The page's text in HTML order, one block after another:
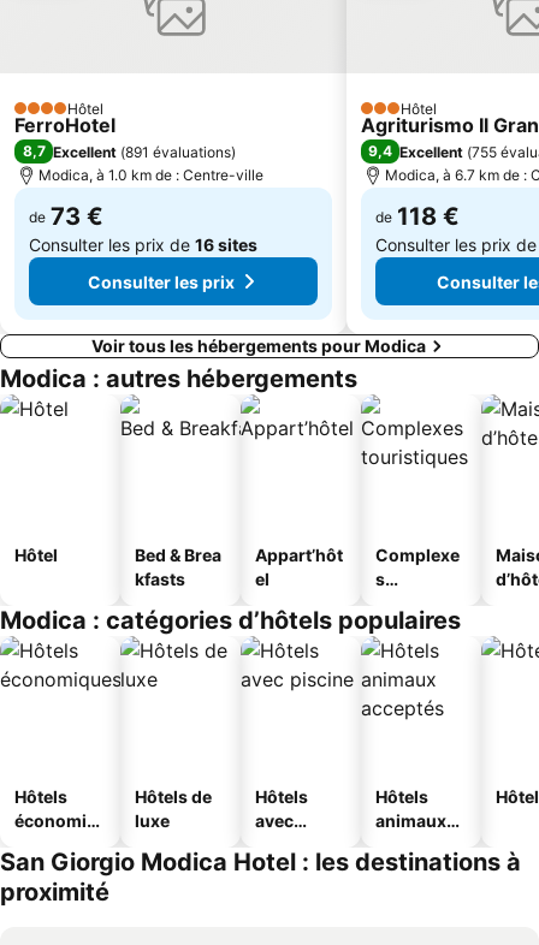
4 ÉtoilesHôtel
FerroHotel
8,7 Excellent (891 évaluations)
Modica, à 1.0 km de : Centre-ville
de 73 €
Consulter les prix de 16 sites
Consulter les prix
3 Étoiles
Hôtel
Agriturismo Il
9,4 Excellent (755
Modica, à 6.7 km de :
de 118 €
Consulter les prix
Consulter
Voir tous les hébergements pour Modica
Modica : autres hébergements
Hôtel
Bed & Brea
kfasts
Appart’hôt
el
Complexe
s
s
Modica : catégories d’hôtels populaires
Hôtels
économiq
Hôtels de
luxe
Hôtels
avec
Hôtels
animaux
San Giorgio Modica Hotel : les destinations à
proximité